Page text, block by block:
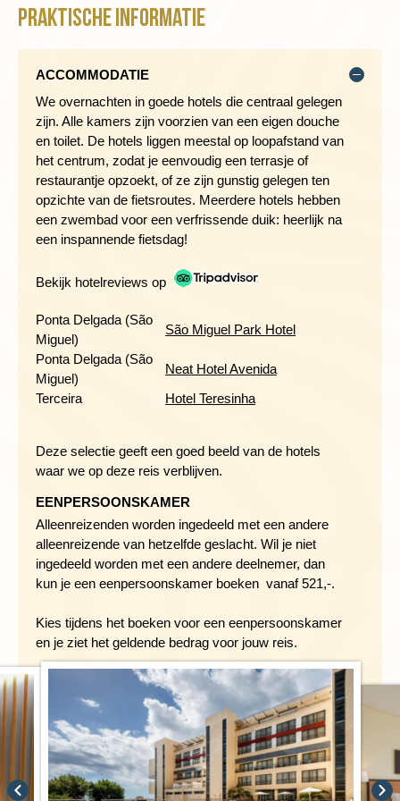
Hoogteverschil: 360 meter stijgen en 900 meter dalen
Zwaarte: 3 fietsjes
WERELDERFDGOED ANGRA DO HEROÍSMO OP TERCEIRA
Dag 3 São Miguel - vlucht naar Praia da Vitória (Terceira)
Een korte vlucht brengt je naar het eiland Terceira waar we
kunt in de middag of op je vrije dag een lokale bus nemen naar
Angra do Heroísmo, in 1543 de eerste officiële stad op de
Azoren. Door de gunstige ligging aan een natuurlijke baai werd
Angra do Heroísmo een belangrijk handelscentrum. Vanwege
heeft UNESCO de oude stad op de werelderfgoedlijst
geplaatst. Hier kun je op je gemak door de nauwe sfeervolle
straatjes slenteren.
De stad is bijzonder mooi door het contrast tussen de
weelderige natuur en het in de gebouwen gebruikte donkere
gesteente, waaruit de vulkanische oorsprong van de eilanden
blijkt. We hebben fietsen tot onze beschikking, dus je kunt er
ook voor kiezen om naar Angra do Heroísmo te fietsen of de
De groepen bestaan uit maximaal 18 personen
is 10.
Praktische informatie
ACCOMMODATIE
We overnachten in goede hotels die centraal gelegen
zijn. Alle kamers zijn voorzien van een eigen douche
en toilet. De hotels liggen meestal op loopafstand van
het centrum, zodat je eenvoudig een terrasje of
restaurantje opzoekt, of ze zijn gunstig gelegen ten
opzichte van de fietsroutes. Meerdere hotels hebben
een zwembad voor een verfrissende duik: heerlijk na
een inspannende fietsdag!
Bekijk hotelreviews op
Ponta Delgada (São
Miguel)
São Miguel Park Hotel
Ponta Delgada (São
Miguel)
Neat Hotel Avenida
Terceira
Hotel Teresinha
Deze selectie geeft een goed beeld van de hotels
waar we op deze reis verblijven.
EENPERSOONSKAMER
Alleenreizenden worden ingedeeld met een andere
alleenreizende van hetzelfde geslacht. Wil je niet
ingedeeld worden met een andere deelnemer, dan
kun je een eenpersoonskamer boeken vanaf 521,-.
Kies tijdens het boeken voor een eenpersoonskamer
en je ziet het geldende bedrag voor jouw reis.